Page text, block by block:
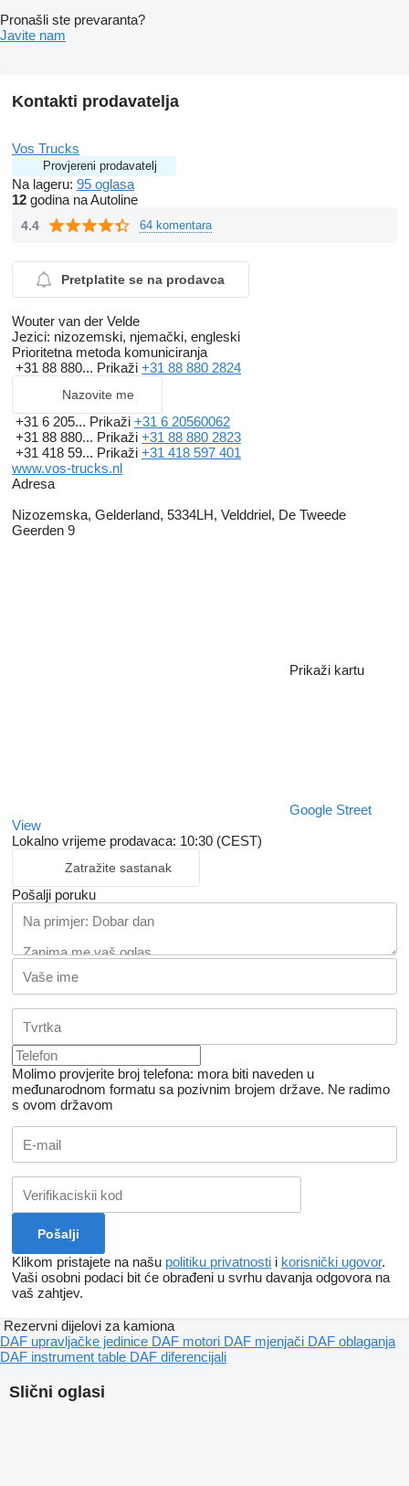
Pronašli ste prevaranta?
Javite nam
Kontakti prodavatelja
Vos Trucks
Provjereni prodavatelj
Na lageru: 95 oglasa
12 godina na Autoline
4.4 64 komentara
Pretplatite se na prodavca
Wouter van der Velde
Jezici: nizozemski, njemački, engleski
Prioritetna metoda komuniciranja
+31 88 880... Prikaži +31 88 880 2824
Nazovite me
+31 6 205... Prikaži +31 6 20560062
+31 88 880... Prikaži +31 88 880 2823
+31 418 59... Prikaži +31 418 597 401
www.vos-trucks.nl
Adresa
Nizozemska, Gelderland, 5334LH, Velddriel, De Tweede
Geerden 9
Prikaži kartu
Google Street
View
Lokalno vrijeme prodavaca: 10:30 (CEST)
Zatražite sastanak
Pošalji poruku
Molimo provjerite broj telefona: mora biti naveden u
međunarodnom formatu sa pozivnim brojem države. Ne radimo
s ovom državom
Klikom pristajete na našu politiku privatnosti i korisnički ugovor.
Vaši osobni podaci bit će obrađeni u svrhu davanja odgovora na
vaš zahtjev.
Slični oglasi
Rezervni dijelovi za kamiona
DAF upravljačke jedinice DAF motori DAF mjenjači DAF oblaganja
DAF instrument table DAF diferencijali